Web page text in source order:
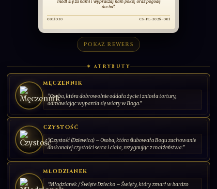
„Święta Dymfno, orędowniczko strapionych i udręczonych,
módl się za nami i wypraszaj nam pokój oraz pogodę
ducha”.
001/030
COMMUNIO
SANCTORUM
OBCOWANIE ŚWIĘTYCH
SERIA: ŚWIĘCI PAŃSCY | 2026 | POLSKA
POKAŻ REWERS
✶ ATRYBUTY
MĘCZENNIK
“Osoba, która dobrowolnie oddała życie i zniosła tortury,
odmawiając wyparcia się wiary w Boga.”
CZYSTOŚĆ
“Czystość (Dziewica) – Osoba, która ślubowała Bogu zachowanie
doskonałej czystości serca i ciała, rezygnując z małżeństwa.”
MŁODZIANEK
“Młodzianek / Święte Dziecko – Święty, który zmarł w bardzo